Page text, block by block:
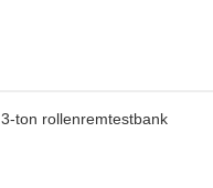
3-ton rollenremtestbank